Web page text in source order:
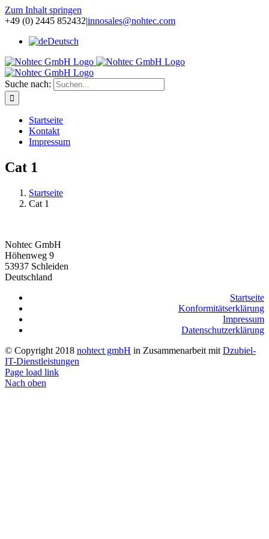
Zum Inhalt springen
+49 (0) 2445 852432|innosales@nohtec.com
Deutsch
Suche nach:
Startseite
Kontakt
Impressum
Cat 1
Startseite
Cat 1
Nohtec GmbH
Höhenweg 9
53937 Schleiden
Deutschland
Startseite
Konformitätserklärung
Impressum
Datenschutzerklärung
© Copyright 2018 nohtect gmbH in Zusammenarbeit mit Dzubiel-
IT-Dienstleistungen
Page load link
Nach oben